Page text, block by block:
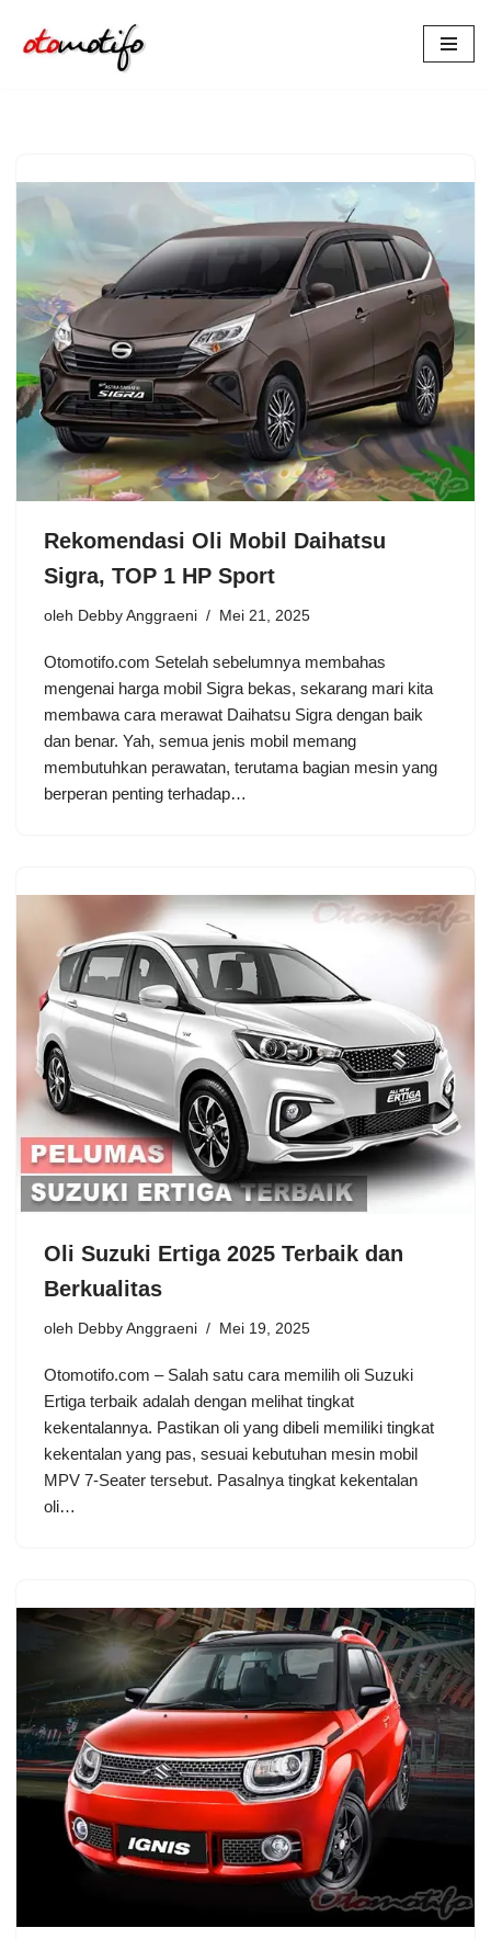
Lompat
Rekomendasi Oli Mobil Daihatsu
Sigra, TOP 1 HP Sport
oleh Debby Anggraeni Mei 21, 2025
Otomotifo.com Setelah sebelumnya membahas
mengenai harga mobil Sigra bekas, sekarang mari kita
membawa cara merawat Daihatsu Sigra dengan baik
dan benar. Yah, semua jenis mobil memang
membutuhkan perawatan, terutama bagian mesin yang
berperan penting terhadap…
Oli Suzuki Ertiga 2025 Terbaik dan
Berkualitas
oleh Debby Anggraeni Mei 19, 2025
Otomotifo.com – Salah satu cara memilih oli Suzuki
Ertiga terbaik adalah dengan melihat tingkat
kekentalannya. Pastikan oli yang dibeli memiliki tingkat
kekentalan yang pas, sesuai kebutuhan mesin mobil
MPV 7-Seater tersebut. Pasalnya tingkat kekentalan
oli…